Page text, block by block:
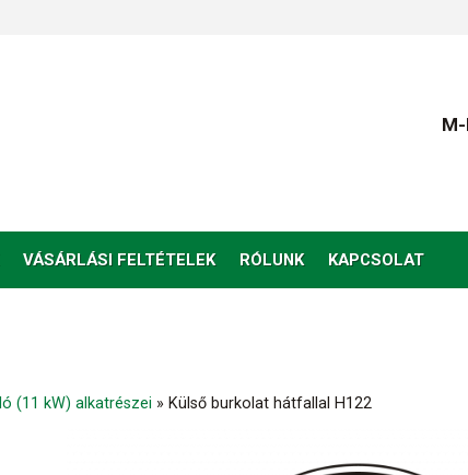
VÁSÁRLÁSI FELTÉTELEK RÓLUNK KAPCSOLAT
(11 kW) alkatrészei » Külső burkolat hátfallal H122